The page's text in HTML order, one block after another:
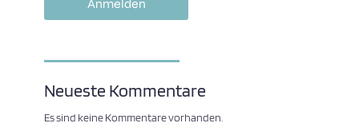
Neueste Kommentare
Es sind keine Kommentare vorhanden.